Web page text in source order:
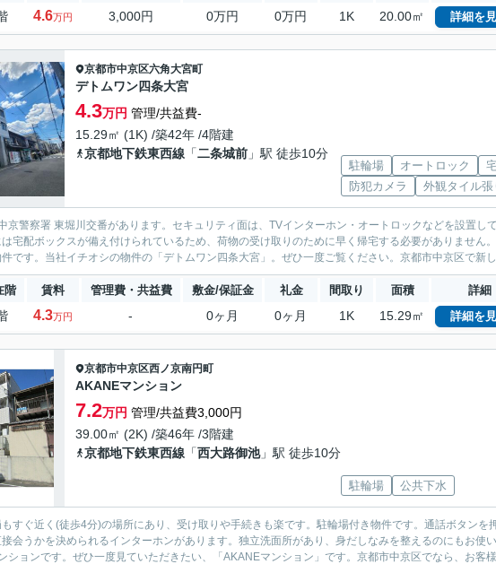
4.6万円 3,000円 0万円 0万円 1K 20.00㎡ 詳細を
京都市中京区六角大宮町
デトムワン四条大宮
4.3万円 管理/共益費-
15.29㎡ (1K) /築42年 /4階建
京都地下鉄東西線 「二条城前 」駅 徒歩10分
駐輪場 オートロック
防犯カメラ
外観タイル張
京警察署 東堀川交番があります。セキュリティ面は、TVインターホン・オートロックなどを設置し
宅配ボックスが備え付けられているため、荷物の受け取りのために早く帰宅する必要がありません
です。当社イチオシの物件の「デトムワン四条大宮」。ぜひ一度ご覧ください。京都市中京区で新
階 賃料 管理費・共益費 敷金/保証金 礼金 間取り 面積 詳細
4.3万円 - 0ヶ月 0ヶ月 1K 15.29㎡ 詳細を
京都市中京区西ノ京南円町
AKANEマンション
7.2万円 管理/共益費3,000円
39.00㎡ (2K) /築46年 /3階建
京都地下鉄東西線 「西大路御池」駅 徒歩10分
駐輪場 公共下水
すぐ近く(徒歩4分)の場所にあり、受け取りや手続きも楽です。駐輪場付き物件です。通話ボタンを
会うかを決められるインターホンがあります。独立洗面所があり、身だしなみを整えるのにもお使
ションです。ぜひ一度見ていただきたい、「AKANEマンション」です。京都市中京区でなら、お客